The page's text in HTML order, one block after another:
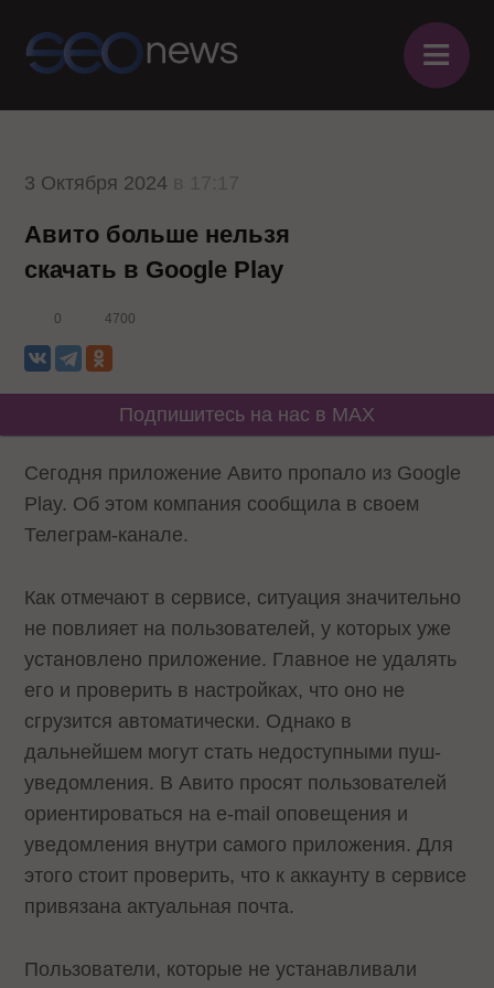
≡
3 Октября 2024
Авито больше нельзя
скачать в Google Play
0 4700
Подпишитесь на нас в MAX
Сегодня приложение Авито пропало из Google
Play. Об этом компания сообщила в своем
Телеграм-канале.
Как отмечают в сервисе, ситуация значительно
не повлияет на пользователей, у которых уже
установлено приложение. Главное не удалять
его и проверить в настройках, что оно не
сгрузится автоматически. Однако в
дальнейшем могут стать недоступными пуш-
уведомления. В Авито просят пользователей
ориентироваться на e-mail оповещения и
уведомления внутри самого приложения. Для
этого стоит проверить, что к аккаунту в сервисе
привязана актуальная почта.
Пользователи, которые не устанавливали